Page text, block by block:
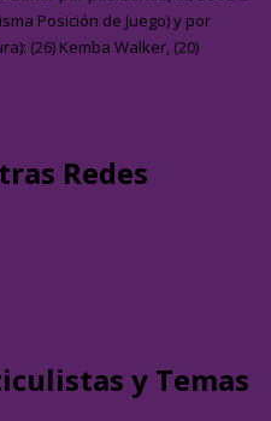
Posición de Juego) y por
(26) Kemba Walker, (20)
Redes
y Temas